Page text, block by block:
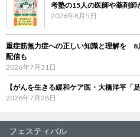
考塾の15人の医師や薬剤師
2026年8月5日
重症筋無力症への正しい知識と理解を 8
配信も
2026年7月31日
【がんを生きる緩和ケア医・大橋洋平「
2026年7月28日
フェスティバル